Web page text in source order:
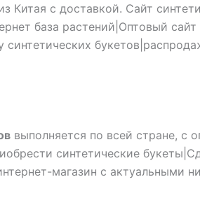
Китая с доставкой. Сайт
база растений|Оптовый сайт
синтетических
выполняется по всей стране, с
синтетические
магазин с актуальными